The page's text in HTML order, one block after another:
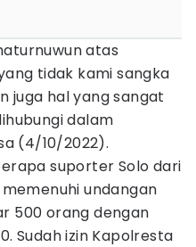
atas
tidak kami sangka
juga hal yang sangat
dalam
(4/10/2022).
suporter Solo dari
undangan
500 orang dengan
Sudah izin Kapolresta